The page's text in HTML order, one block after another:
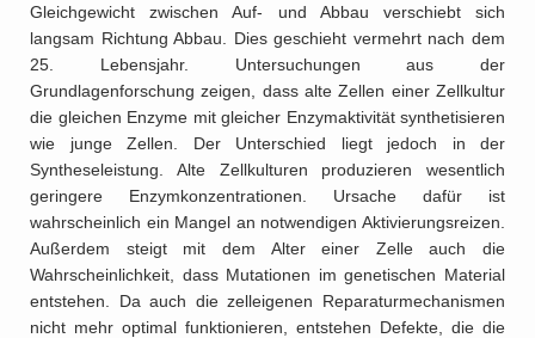
Gleichgewicht zwischen Auf- und Abbau verschiebt sich
langsam Richtung Abbau. Dies geschieht vermehrt nach dem
25. Lebensjahr.
Untersuchungen aus der
Grundlagenforschung zeigen, dass alte Zellen einer Zellkultur
die gleichen Enzyme mit gleicher Enzymaktivität synthetisieren
wie junge Zellen. Der Unterschied liegt jedoch in der
Syntheseleistung. Alte Zellkulturen produzieren wesentlich
geringere Enzymkonzentrationen. Ursache dafür ist
wahrscheinlich ein Mangel an notwendigen Aktivierungsreizen.
Außerdem steigt mit dem Alter einer Zelle auch die
Wahrscheinlichkeit, dass Mutationen im genetischen Material
entstehen. Da auch die zelleigenen Reparaturmechanismen
nicht mehr optimal funktionieren, entstehen Defekte, die die